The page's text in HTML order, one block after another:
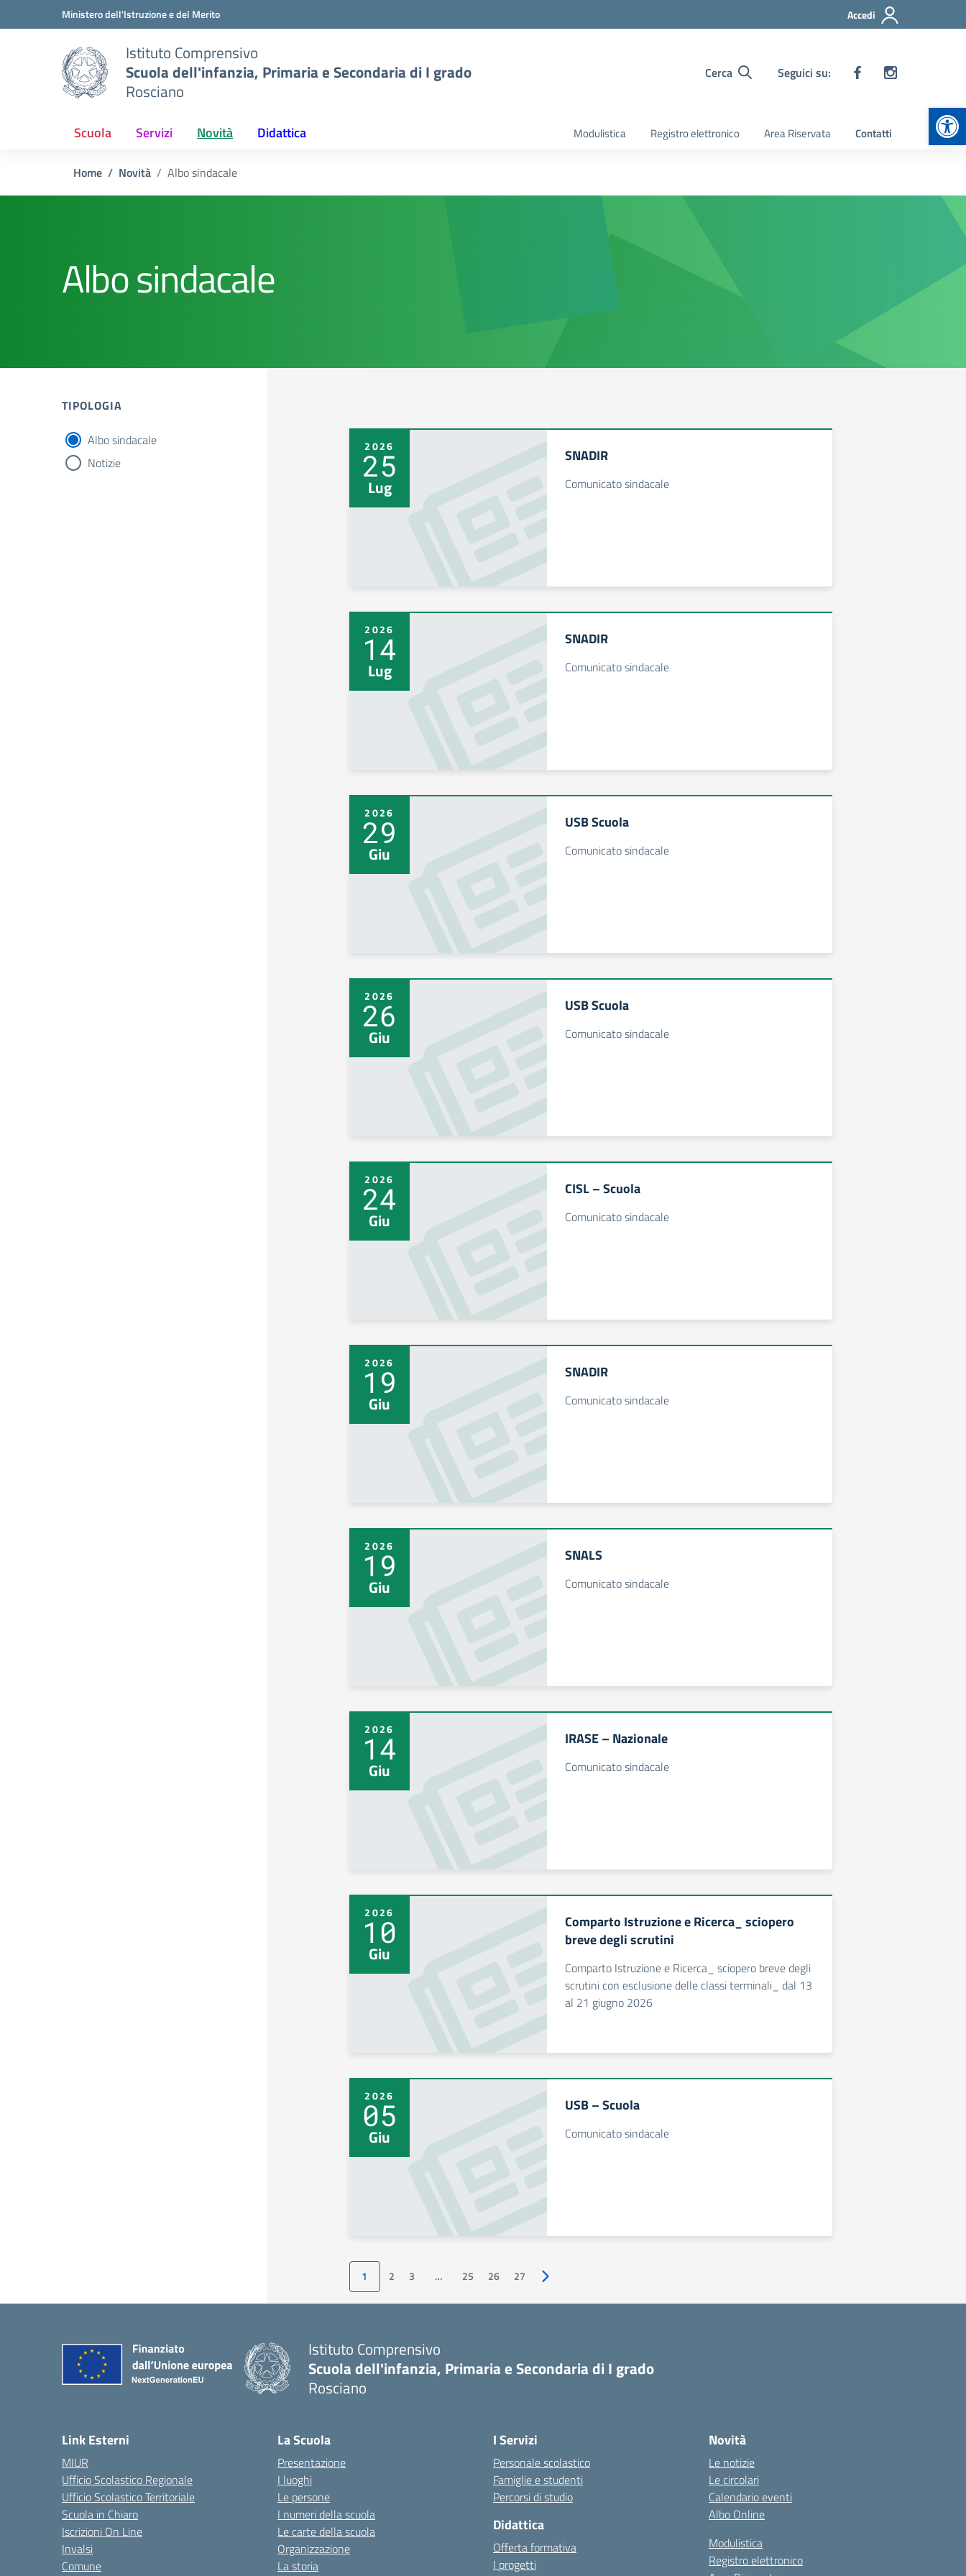
Vai ai contenuti
Vai al menu di navigazioneMinistero dell'Istruzione e del Merito Accedi
Istituto Comprensivo
Scuola dell'infanzia, Primaria e Secondaria di I grado
Rosciano
Cerca Seguici su:
Scuola Servizi Novità Didattica Modulistica Registro elettronico Area Riservata Contatti
Home Novità Albo sindacale
Albo sindacale
TIPOLOGIA
tipologia di articoli
Albo sindacale
Notizie
2026
25
Lug
SNADIR
Comunicato sindacale
2026
14
Lug
SNADIR
Comunicato sindacale
2026
29
Giu
USB Scuola
Comunicato sindacale
2026
26
Giu
USB Scuola
Comunicato sindacale
2026
24
Giu
CISL – Scuola
Comunicato sindacale
2026
19
Giu
SNADIR
Comunicato sindacale
2026
19
Giu
SNALS
Comunicato sindacale
2026
14
Giu
IRASE – Nazionale
Comunicato sindacale
2026
10
Giu
Comparto Istruzione e Ricerca_ sciopero
breve degli scrutini
Comparto Istruzione e Ricerca_ sciopero breve degli
scrutini con esclusione delle classi terminali_ dal 13
al 21 giugno 2026
2026
05
Giu
USB – Scuola
Comunicato sindacale
1 2 3 … 25 26 27 Pagina successiva
Istituto Comprensivo
Scuola dell'infanzia, Primaria e Secondaria di I grado
Rosciano
Link Esterni
MIUR
Ufficio Scolastico Regionale
Ufficio Scolastico Territoriale
Scuola in Chiaro
Iscrizioni On Line
Invalsi
Comune
La Scuola
Presentazione
I luoghi
Le persone
I numeri della scuola
Le carte della scuola
Organizzazione
La storia
I Servizi
Personale scolastico
Famiglie e studenti
Percorsi di studio
Didattica
Offerta formativa
I progetti
Novità
Le notizie
Le circolari
Calendario eventi
Albo Online
Modulistica
Registro elettronico